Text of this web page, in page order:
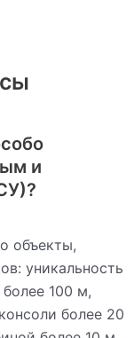
и
объекты,
уникальность
100 м,
более 20